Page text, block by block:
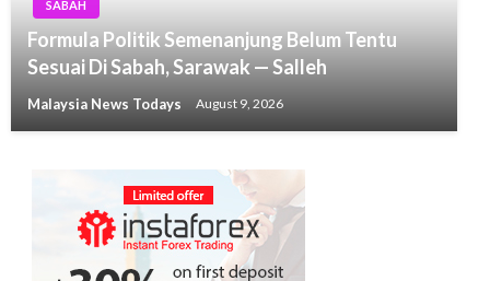
SABAH
Formula Politik Semenanjung Belum Tentu
Sesuai Di Sabah, Sarawak — Salleh
Malaysia News Todays August 9, 2026